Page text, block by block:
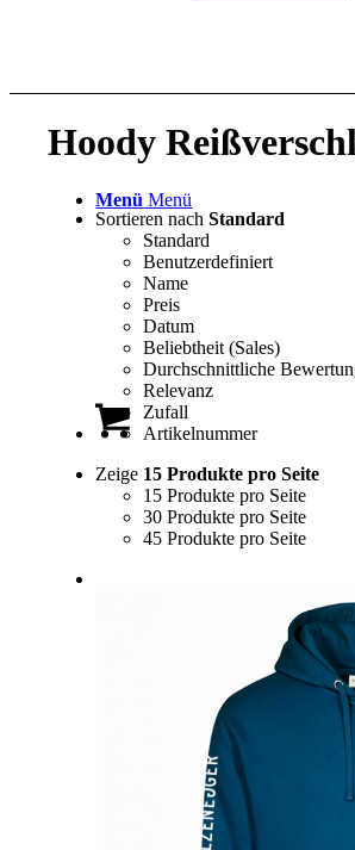
Menü Menü
Hoody
Sortieren nachStandard
Standard
Benutzerdefiniert
Name
Preis
Datum
Beliebtheit (Sales)
Durchschnittliche
Relevanz
Zufall
Artikelnummer
Zeige 15 Produkte pro Seite
15 Produkte pro Seite
30 Produkte pro Seite
45 Produkte pro Seite